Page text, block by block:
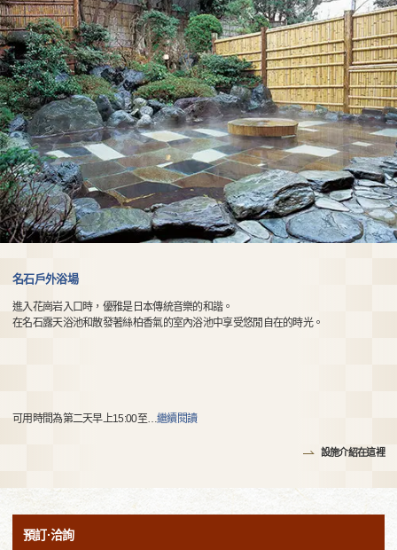
名石戶外浴場
進入花崗岩入口時，優雅是日本傳統音樂的和諧。
在名石露天浴池和散發著絲柏香氣的室內浴池中享受悠閒自在的時光。
可用時間為第二天早上15:00至…繼續閱讀
設施介紹在這裡
預訂·洽詢